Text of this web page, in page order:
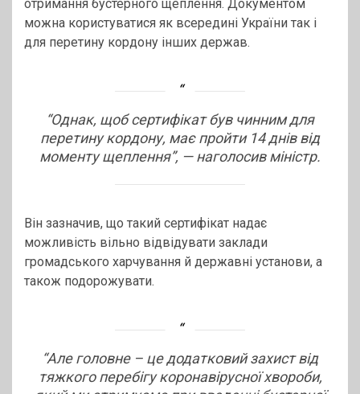
отримання бустерного щеплення. Документом
можна користуватися як всередині України так і
для перетину кордону інших держав.
“Однак, щоб сертифікат був чинним для
перетину кордону, має пройти 14 днів від
моменту щеплення”, — наголосив міністр.
Він зазначив, що такий сертифікат надає
можливість вільно відвідувати заклади
громадського харчування й державні установи, а
також подорожувати.
“Але головне – це додатковий захист від
тяжкого перебігу коронавірусної хвороби,